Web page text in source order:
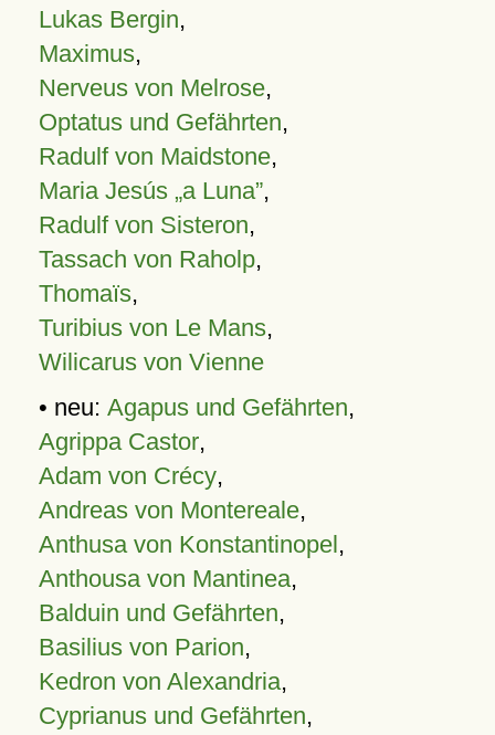
Lukas Bergin,
Maximus,
Nerveus von Melrose,
Optatus und Gefährten,
Radulf von Maidstone,
Maria Jesús „a Luna”,
Radulf von Sisteron,
Tassach von Raholp,
Thomaïs,
Turibius von Le Mans,
Wilicarus von Vienne
• neu: Agapus und Gefährten,
Agrippa Castor,
Adam von Crécy,
Andreas von Montereale,
Anthusa von Konstantinopel,
Anthousa von Mantinea,
Balduin und Gefährten,
Basilius von Parion,
Kedron von Alexandria,
Cyprianus und Gefährten,